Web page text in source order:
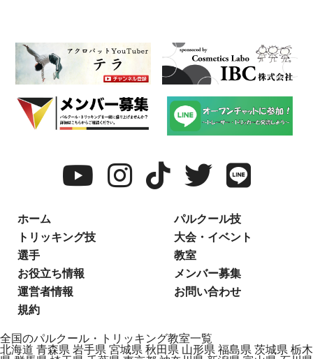
ホーム
パルクール技
トリッキング技
大会・イベント
選手
教室
お役立ち情報
メンバー募集
運営者情報
お問い合わせ
規約
全国のパルクール・トリッキング教室一覧
北海道 青森県 岩手県 宮城県 秋田県 山形県 福島県 茨城県 栃木